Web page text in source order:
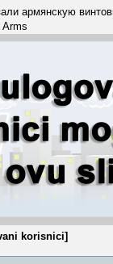
армянскую
Arms
korisnici]